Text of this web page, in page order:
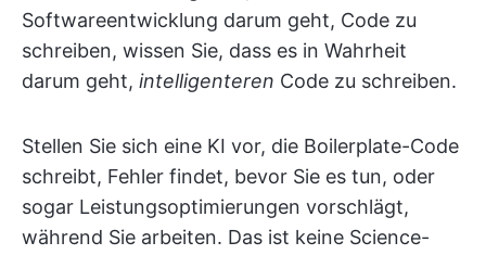
Softwareentwicklung darum geht, Code zu
schreiben, wissen Sie, dass es in Wahrheit
darum geht, intelligenteren Code zu schreiben.
Stellen Sie sich eine KI vor, die Boilerplate-Code
schreibt, Fehler findet, bevor Sie es tun, oder
sogar Leistungsoptimierungen vorschlägt,
während Sie arbeiten. Das ist keine Science-